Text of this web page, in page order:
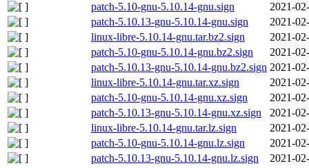
patch-5.10-gnu-5.10.14-gnu.sign
2021-
patch-5.10.13-gnu-5.10.14-gnu.sign
2021-
linux-libre-5.10.14-gnu.tar.bz2.sign
2021-
patch-5.10-gnu-5.10.14-gnu.bz2.sign
2021-
patch-5.10.13-gnu-5.10.14-gnu.bz2.sign 2021-
linux-libre-5.10.14-gnu.tar.xz.sign
2021-
patch-5.10-gnu-5.10.14-gnu.xz.sign
2021-
patch-5.10.13-gnu-5.10.14-gnu.xz.sign
2021-
linux-libre-5.10.14-gnu.tar.lz.sign
2021-
patch-5.10-gnu-5.10.14-gnu.lz.sign
2021-
patch-5.10.13-gnu-5.10.14-gnu.lz.sign
2021-